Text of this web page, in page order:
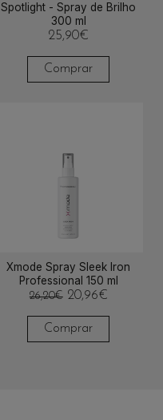
Spotlight - Spray de Brilho
300 ml
25,90€
Comprar
Xmode Spray Sleek Iron
Professional 150 ml
26,20€ 20,96€
Comprar